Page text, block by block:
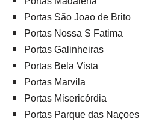
Portas São Joao de Brito
Portas Nossa S Fatima
Portas Galinheiras
Portas Bela Vista
Portas Marvila
Portas Misericórdia
Portas Parque das Naçoes